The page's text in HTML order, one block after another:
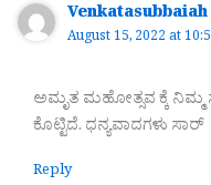
August 15, 2022 at
ಅಮೃತ ಮಹೋತ್ಸವ ಕ್ಕೆ ನಿಮ್ಮ
ಕೊಟ್ಟಿದೆ. ಧನ್ಯವಾದಗಳು ಸಾರ್
Reply